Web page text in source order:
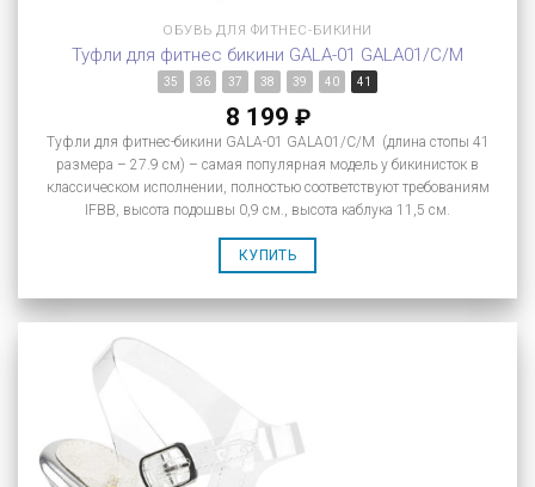
ОБУВЬ ДЛЯ ФИТНЕС-БИКИНИ
Туфли для фитнес бикини GALA-01 GALA01/C/M
35 36 37 38 39 40 41
8 199 ₽
Туфли для фитнес-бикини GALA-01 GALA01/C/M (длина стопы 41
размера – 27.9 см) – самая популярная модель у бикинисток в
классическом исполнении, полностью соответствуют требованиям
IFBB, высота подошвы 0,9 см., высота каблука 11,5 см.
КУПИТЬ